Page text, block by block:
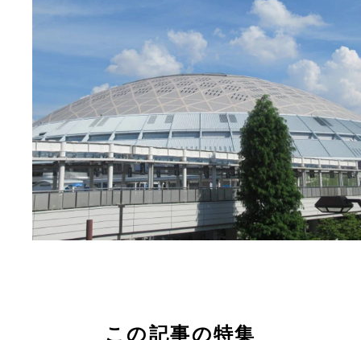
この記事の特集